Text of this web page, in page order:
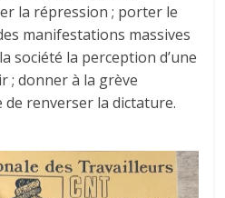
la répression ; porter le
manifestations massives
société la perception d’une
; donner à la grève
renverser la dictature.